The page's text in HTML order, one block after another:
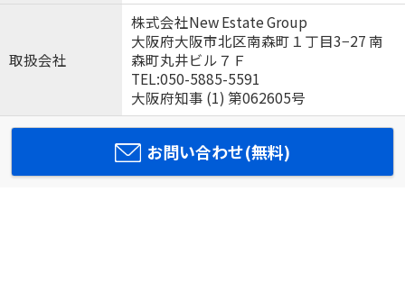
取扱会社
株式会社New Estate Group
大阪府大阪市北区南森町１丁目3−27 南
森町丸井ビル７Ｆ
TEL:050-5885-5591
大阪府知事 (1) 第062605号
お問い合わせ(無料)